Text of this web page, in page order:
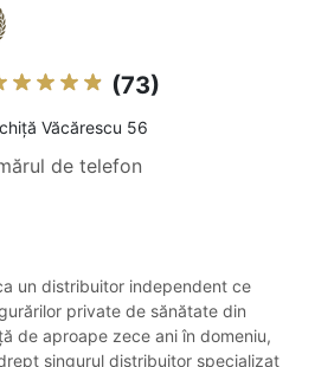
(73)
Văcărescu 56
de telefon
un distribuitor independent ce
private de sănătate din
de aproape zece ani în domeniu,
singurul distribuitor specializat